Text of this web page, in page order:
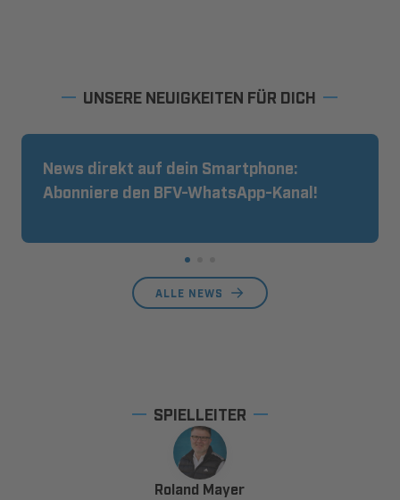
UNSERE NEUIGKEITEN FÜR DICH
News direkt auf dein Smartphone:
Abonniere den BFV-WhatsApp-Kanal!
ALLE NEWS
SPIELLEITER
Roland Mayer